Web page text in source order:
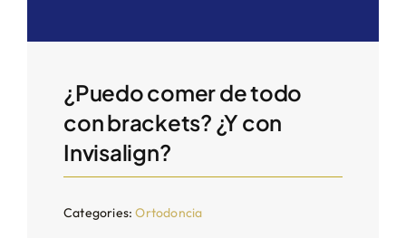
¿Puedo comer de todo
con brackets? ¿Y con
Invisalign?
Categories:Ortodoncia